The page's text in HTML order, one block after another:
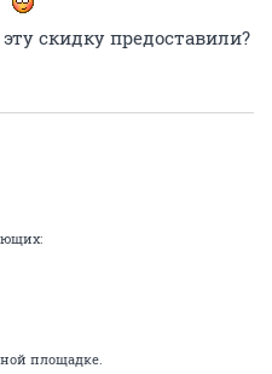
скидку предоставили?
площадке.